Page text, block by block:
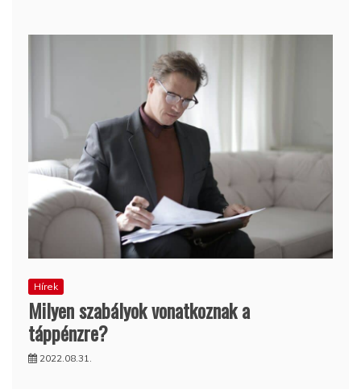
Hírek
Milyen szabályok vonatkoznak a
táppénzre?
2022.08.31.